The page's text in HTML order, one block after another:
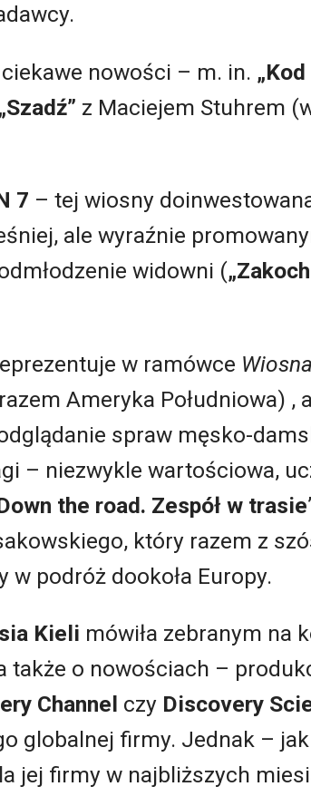
nowości – m. in.
z Maciejem Stuhrem
7 – tej wiosny
ale wyraźnie
widowni (
w ramówce
Ameryka Południowa) ,
spraw męsko-
– niezwykle wartościowa,
the road. Zespół w trasie
który razem z
w podróż dookoła Europy.
Kieli mówiła zebranym na
także o nowościach –
Channel czy Discovery
globalnej firmy. Jednak – jak
jej firmy w najbliższych